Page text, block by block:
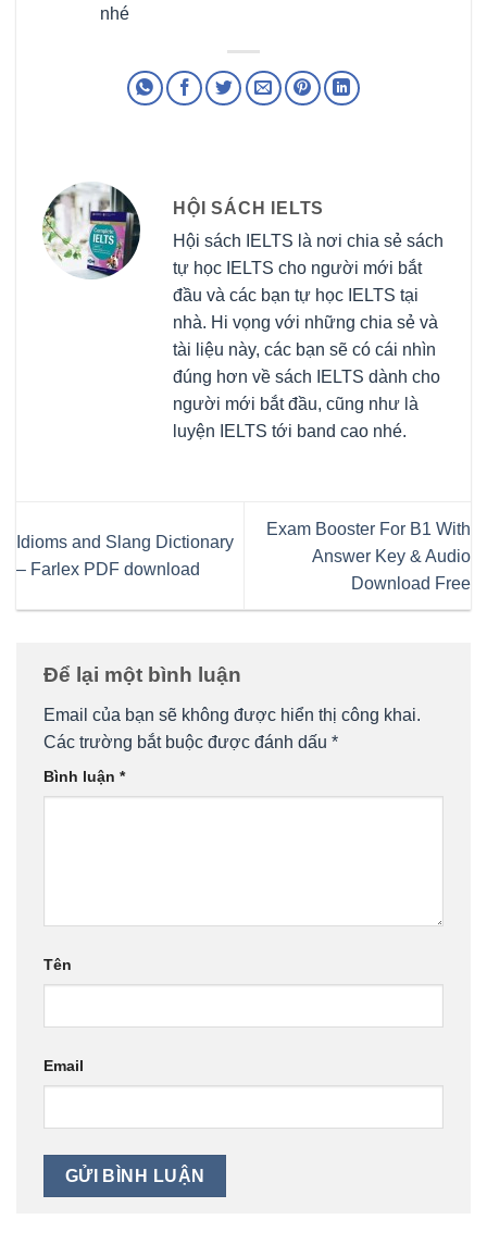
nhé
HỘI SÁCH IELTS
Hội sách IELTS là nơi chia sẻ sách
tự học IELTS cho người mới bắt
đầu và các bạn tự học IELTS tại
nhà. Hi vọng với những chia sẻ và
tài liệu này, các bạn sẽ có cái nhìn
đúng hơn về sách IELTS dành cho
người mới bắt đầu, cũng như là
luyện IELTS tới band cao nhé.
Idioms and Slang Dictionary
– Farlex PDF download
Exam Booster For B1 With
Answer Key & Audio
Download Free
Để lại một bình luận
Email của bạn sẽ không được hiển thị công khai.
Các trường bắt buộc được đánh dấu *
Bình luận *
Tên
Email